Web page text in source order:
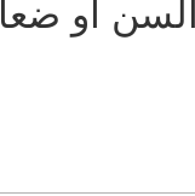
السن أو